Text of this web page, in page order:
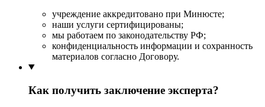
учреждение аккредитовано при Минюсте;
наши услуги сертифицированы;
мы работаем по законодательству РФ;
конфиденциальность информации и сохранность
материалов согласно Договору.
Как получить заключение эксперта?